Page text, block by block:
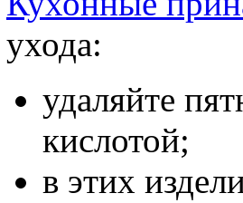
ухода:
удаляйте
кислотой;
в этих